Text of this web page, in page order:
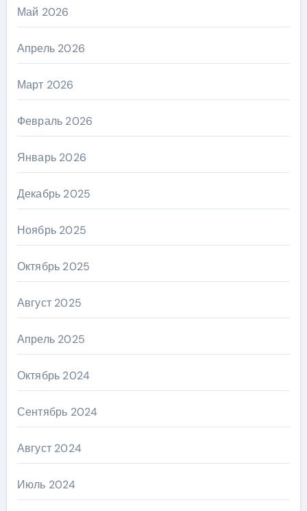
Май 2026
Апрель 2026
Март 2026
Февраль 2026
Январь 2026
Декабрь 2025
Ноябрь 2025
Октябрь 2025
Август 2025
Апрель 2025
Октябрь 2024
Сентябрь 2024
Август 2024
Июль 2024